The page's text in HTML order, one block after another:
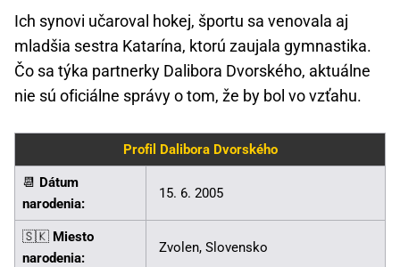
Ich synovi učaroval hokej, športu sa venovala aj
mladšia sestra Katarína, ktorú zaujala gymnastika.
Čo sa týka partnerky Dalibora Dvorského, aktuálne
nie sú oficiálne správy o tom, že by bol vo vzťahu.
Profil Dalibora Dvorského
📆 Dátum
narodenia:
15. 6. 2005
🇸🇰 Miesto
narodenia:
Zvolen, Slovensko